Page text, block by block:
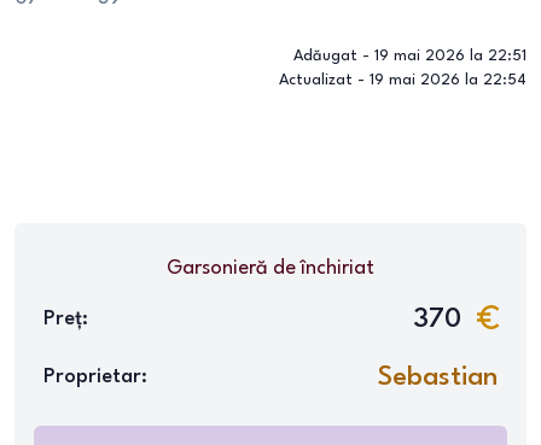
Adăugat - 19 mai 2026 la 22:51
Actualizat - 19 mai 2026 la 22:54
Garsonieră de închiriat
Preț: 370
Proprietar: Sebastian